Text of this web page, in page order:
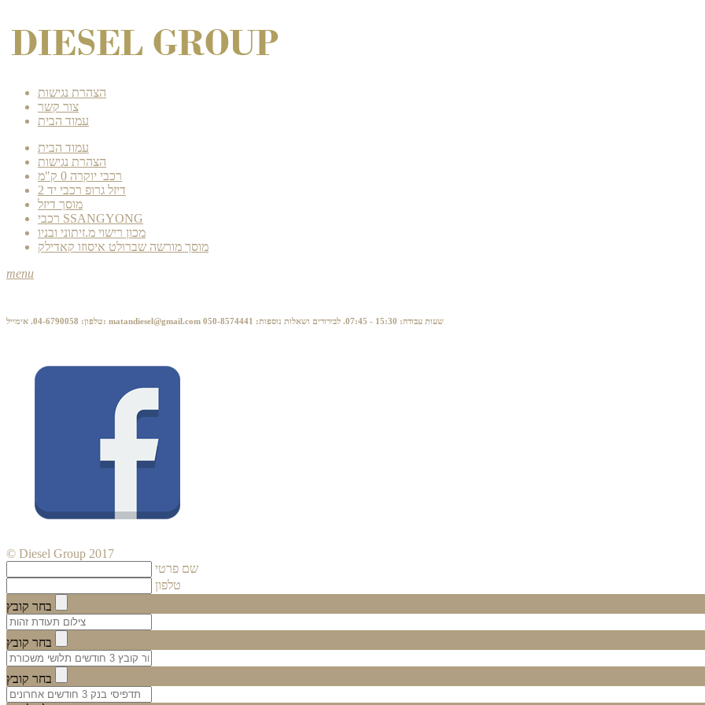
הצהרת נגישות
צור קשר
עמוד הבית
עמוד הבית
הצהרת נגישות
רכבי יוקרה 0 ק"מ
דיזל גרופ רכבי יד 2
מוסך דיזל
רכבי SSANGYONG
מכון רישוי מ.זיתוני ובניו
מוסך מורשה שברולט איסוזו קאדילק
menu
טלפון: 04-6790058. אימייל: matandiesel@gmail.com שעות עבודה: 15:30 - 07:45. לבירורים ושאלות נוספות: 050-8574441
© Diesel Group 2017
שם פרטי
טלפון
בחר קובץ
בחר קובץ
בחר קובץ